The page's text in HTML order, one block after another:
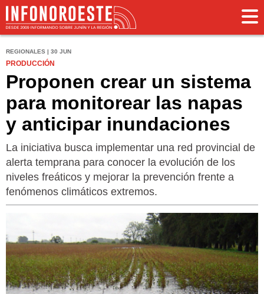
REGIONALES | 30 JUN
PRODUCCIÓN
Proponen crear un sistema
para monitorear las napas
y anticipar inundaciones
La iniciativa busca implementar una red provincial de
alerta temprana para conocer la evolución de los
niveles freáticos y mejorar la prevención frente a
fenómenos climáticos extremos.